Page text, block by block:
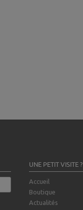
UNE PETIT VISITE ?
Accueil
Boutique
Actualités